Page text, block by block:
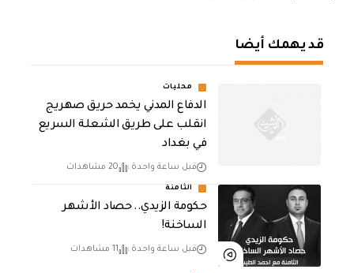
قد يهمك أيضا
محليات
الدفاع المدني يخمد حريق صهريج
انقلب على طريق الشعلة السريع
في بغداد
قبل ساعة واحدة 20 مشاهدات
الثامنة
حكومة الزيدي.. حصاد الأشهر
الساخنة!
قبل ساعة واحدة 11 مشاهدات